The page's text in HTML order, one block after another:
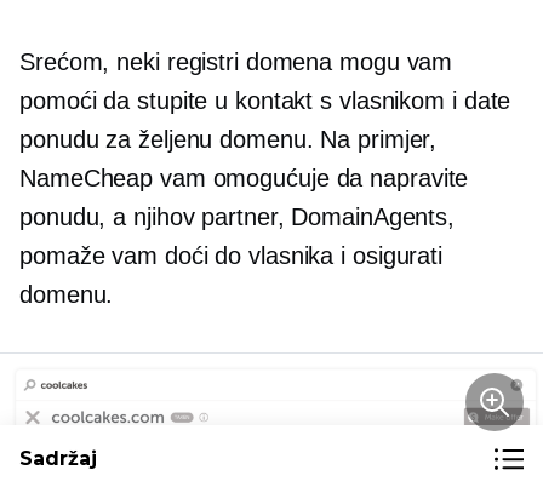
Srećom, neki registri domena mogu vam
pomoći da stupite u kontakt s vlasnikom i date
ponudu za željenu domenu. Na primjer,
NameCheap vam omogućuje da napravite
ponudu, a njihov partner, DomainAgents,
pomaže vam doći do vlasnika i osigurati
domenu.
Sadržaj